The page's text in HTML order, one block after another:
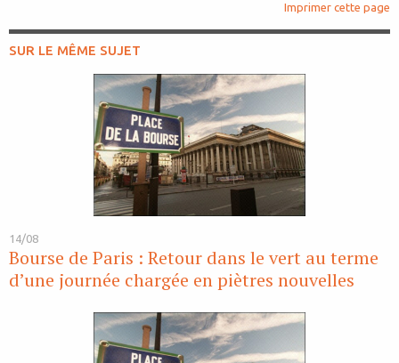
Imprimer cette page
SUR LE MÊME SUJET
14/08
Bourse de Paris : Retour dans le vert au terme
d’une journée chargée en piètres nouvelles